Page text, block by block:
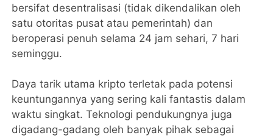
bersifat desentralisasi (tidak dikendalikan oleh
satu otoritas pusat atau pemerintah) dan
beroperasi penuh selama 24 jam sehari, 7 hari
seminggu.
​Daya tarik utama kripto terletak pada potensi
keuntungannya yang sering kali fantastis dalam
waktu singkat. Teknologi pendukungnya juga
digadang-gadang oleh banyak pihak sebagai